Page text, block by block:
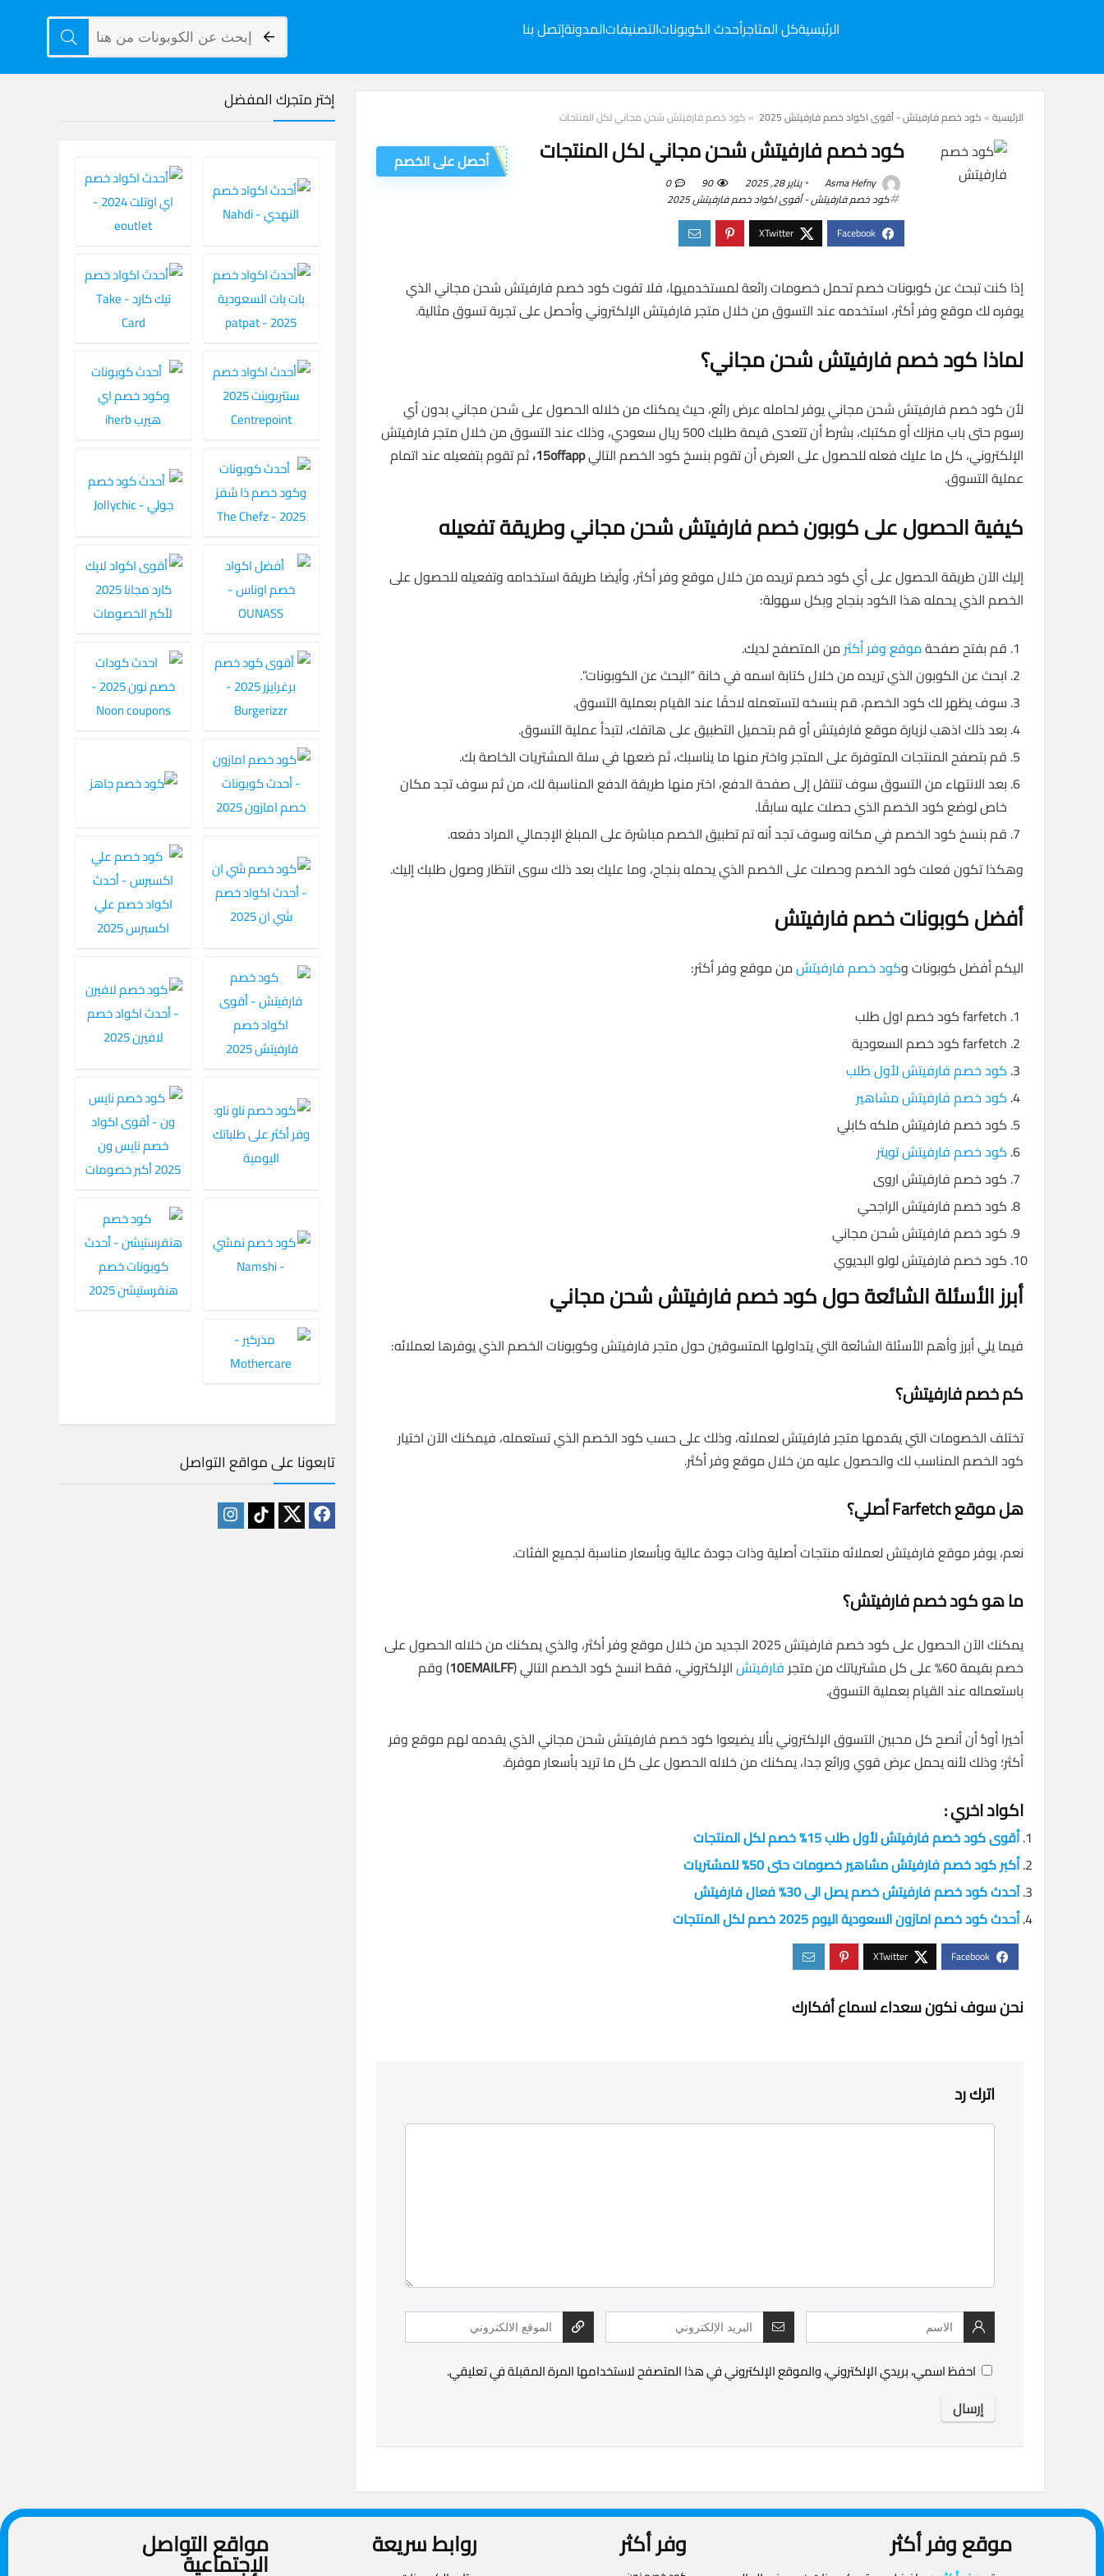
الرئيسيةكل المتاجرأحدث الكوبوناتالتصنيفاتالمدونةإتصل بنا
الرئيسية»كود خصم فارفيتش - أقوى اكواد خصم فارفيتش 2025 »كود خصم فارفيتش شحن مجاني لكل المنتجات
كود خصم فارفيتش شحن مجاني لكل المنتجات
Asma Hefny يناير 28, 2025 90
0
كود خصم فارفيتش - أقوى اكواد خصم فارفيتش 2025
أحصل على الخصم
إذا كنت تبحث عن كوبونات خصم تحمل خصومات رائعة لمستخدميها، فلا تفوت كود خصم فارفيتش شحن مجاني الذي
يوفره لك موقع وفر أكثر، استخدمه عند التسوق من خلال متجر فارفيتش الإلكتروني وأحصل على تجربة تسوق مثالية.
لماذا كود خصم فارفيتش شحن مجاني؟
لأن كود خصم فارفيتش شحن مجاني يوفر لحامله عرض رائع، حيث يمكنك من خلاله الحصول على شحن مجاني بدون أي
رسوم حتى باب منزلك أو مكتبك، بشرط أن تتعدى قيمة طلبك 500 ريال سعودي، وذلك عند التسوق من خلال متجر فارفيتش
الإلكتروني، كل ما عليك فعله للحصول على العرض أن تقوم بنسخ كود الخصم التالي15offapp، ثم تقوم بتفعيله عند اتمام
عملية التسوق.
كيفية الحصول على كوبون خصم فارفيتش شحن مجاني وطريقة تفعيله
إليك الآن طريقة الحصول على أي كود خصم تريده من خلال موقع وفر أكثر، وأيضا طريقة استخدامه وتفعيله للحصول على
الخصم الذي يحمله هذا الكود بنجاح وبكل سهولة:
قم بفتح صفحةموقع وفر أكثرمن المتصفح لديك.
ابحث عن الكوبون الذي تريده من خلال كتابة اسمه في خانة “البحث عن الكوبونات”.
سوف يظهر لك كود الخصم، قم بنسخه لتستعمله لاحقًا عند القيام بعملية التسوق.
بعد ذلك اذهب لزيارة موقع فارفيتش أو قم بتحميل التطبيق على هاتفك، لتبدأ عملية التسوق.
قم بتصفح المنتجات المتوفرة على المتجر واختر منها ما يناسبك، ثم ضعها في سلة المشتريات الخاصة بك.
بعد الانتهاء من التسوق سوف تنتقل إلى صفحة الدفع، اختر منها طريقة الدفع المناسبة لك، من ثم سوف تجد مكان
خاص لوضع كود الخصم الذي حصلت عليه سابقًا.
قم بنسخ كود الخصم في مكانه وسوف تجد أنه تم تطبيق الخصم مباشرة على المبلغ الإجمالي المراد دفعه.
وهكذا تكون فعلت كود الخصم وحصلت على الخصم الذي يحمله بنجاح، وما عليك بعد ذلك سوى انتظار وصول طلبك إليك.
أفضل كوبونات خصم فارفيتش
اليكم أفضل كوبونات وكود خصم فارفيتشمن موقع وفر أكثر:
farfetch كود خصم اول طلب
farfetch كود خصم السعودية
كود خصم فارفيتش لأول طلب
كود خصم فارفيتش مشاهير
كود خصم فارفيتش ملكه كابلي
كود خصم فارفيتش تويتر
كود خصم فارفيتش اروى
كود خصم فارفيتش الراجحي
كود خصم فارفيتش شحن مجاني
كود خصم فارفيتش لولو البديوي
أبرز الأسئلة الشائعة حول كود خصم فارفيتش شحن مجاني
فيما يلي أبرز وأهم الأسئلة الشائعة التي يتداولها المتسوقين حول متجر فارفيتش وكوبونات الخصم الذي يوفرها لعملائه:
كم خصم فارفيتش؟
تختلف الخصومات التي يقدمها متجر فارفيتش لعملائه، وذلك على حسب كود الخصم الذي تستعمله، فيمكنك الآن اختيار
كود الخصم المناسب لك والحصول عليه من خلال موقع وفر أكثر.
هل موقع Farfetch أصلي؟
نعم، يوفر موقع فارفيتش لعملائه منتجات أصلية وذات جودة عالية وبأسعار مناسبة لجميع الفئات.
ما هو كود خصم فارفيتش؟
يمكنك الآن الحصول على كود خصم فارفيتش 2025 الجديد من خلال موقع وفر أكثر، والذي يمكنك من خلاله الحصول على
خصم بقيمة 60% على كل مشترياتك من متجر
فارفيتشالإلكتروني، فقط انسخ كود الخصم التالي (10EMAILFF) وقم
باستعماله عند القيام بعملية التسوق.
أخيرا أودُّ أن أنصح كل محبين التسوق الإلكتروني بألا يضيعوا كود خصم فارفيتش شحن مجاني الذي يقدمه لهم موقع وفر
أكثر؛ وذلك لأنه يحمل عرض قوي ورائع جدا، يمكنك من خلاله الحصول على كل ما تريد بأسعار موفرة.
اكواد اخري :
أقوى كود خصم فارفيتش لأول طلب 15% خصم لكل المنتجات
أكبر كود خصم فارفيتش مشاهير خصومات حتى 50% للمشتريات
آحدث كود خصم فارفيتش خصم يصل الى 30% فعال فارفيتش
أحدث كود خصم امازون السعودية اليوم 2025 خصم لكل المنتجات
نحن سوف نكون سعداء لسماع أفكارك
اترك رد
احفظ اسمي، بريدي الإلكتروني، والموقع الإلكتروني في هذا المتصفح لاستخدامها المرة المقبلة في تعليقي.
إختر متجرك المفضل
تابعونا على مواقع التواصل
موقع وفر أكثر وفر أكثر روابط سريعة مواقع التواصل
الإجتماعية